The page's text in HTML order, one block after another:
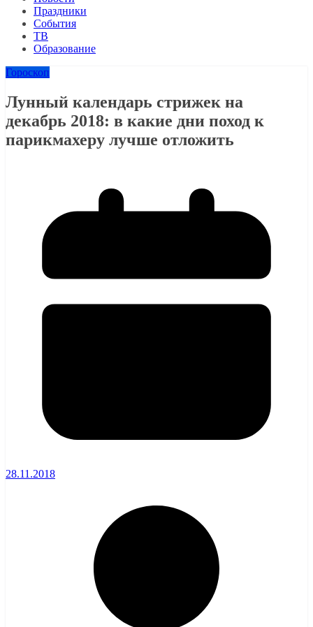
Праздники
События
ТВ
Образование
Гороскоп
Лунный календарь стрижек на
декабрь 2018: в какие дни поход к
парикмахеру лучше отложить
28.11.2018